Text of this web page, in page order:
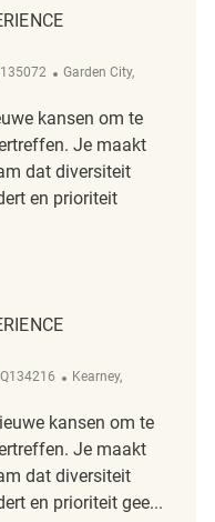
Plaats
Garden City,
kansen om te
Je maakt
dat diversiteit
en prioriteit
Coordinator REQ135072
Plaats
Kearney,
kansen om te
Je maakt
dat diversiteit
en prioriteit gee...